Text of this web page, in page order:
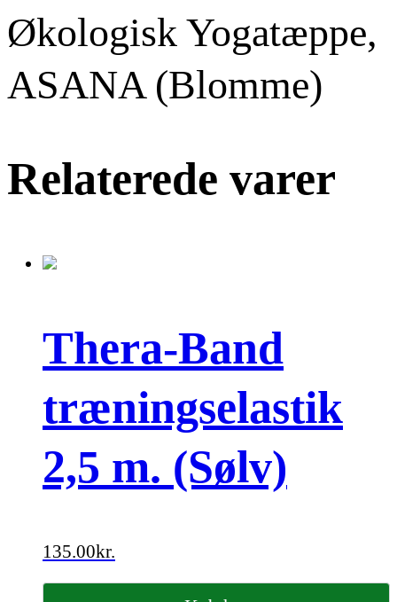
Økologisk Yogatæppe,
ASANA (Blomme)
Relaterede varer
Thera-Band
træningselastik
2,5 m. (Sølv)
135.00kr.